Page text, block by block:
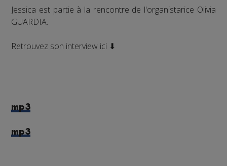
Jessica est partie à la rencontre de l'organistarice Olivia
GUARDIA.
Retrouvez son interview ici ⬇
mp3
mp3